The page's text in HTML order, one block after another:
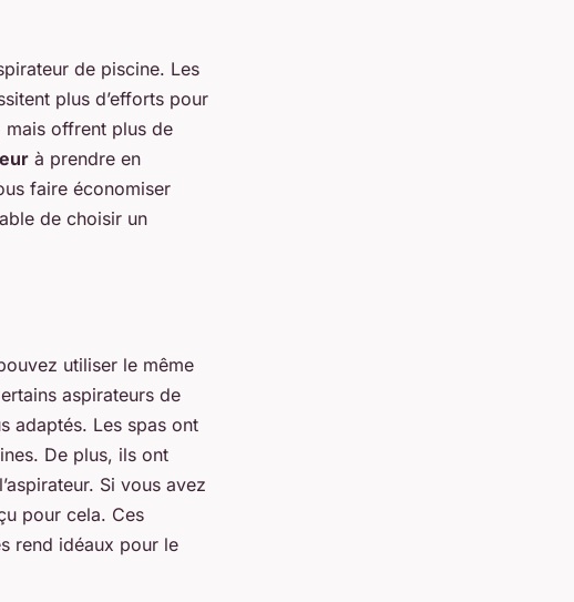
de piscine. Les
plus d’efforts pour
mais offrent plus de
à prendre en
faire économiser
de choisir un
utiliser le même
aspirateurs de
adaptés. Les spas ont
De plus, ils ont
Si vous avez
pour cela. Ces
rend idéaux pour le